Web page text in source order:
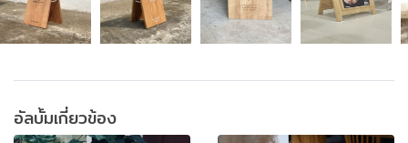
อัลบั้มเกี่ยวข้อง